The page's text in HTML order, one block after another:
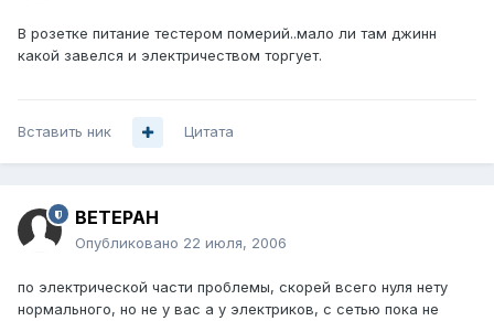
В розетке питание тестером померий..мало ли там джинн
какой завелся и электричеством торгует.
Вставить ник Цитата
BETEPAH
Опубликовано 22 июля, 2006
по электрической части проблемы, скорей всего нуля нету
нормального, но не у вас а у электриков, с сетью пока не